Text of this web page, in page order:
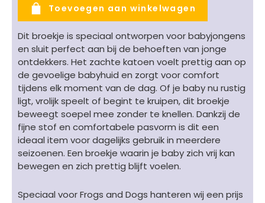
with
You
Smile
Twilight
Blue
-
smiley
blauw
aantal
Toevoegen aan winkelwagen
Dit broekje is speciaal ontworpen voor babyjongens
en sluit perfect aan bij de behoeften van jonge
ontdekkers. Het zachte katoen voelt prettig aan op
de gevoelige babyhuid en zorgt voor comfort
tijdens elk moment van de dag. Of je baby nu rustig
ligt, vrolijk speelt of begint te kruipen, dit broekje
beweegt soepel mee zonder te knellen. Dankzij de
fijne stof en comfortabele pasvorm is dit een
ideaal item voor dagelijks gebruik in meerdere
seizoenen. Een broekje waarin je baby zich vrij kan
bewegen en zich prettig blijft voelen.
Speciaal voor Frogs and Dogs hanteren wij een prijs